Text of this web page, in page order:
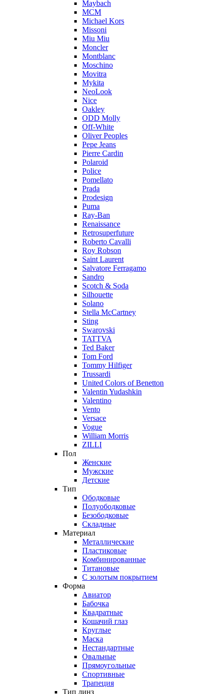
Maybach
MCM
Michael Kors
Missoni
Miu Miu
Moncler
Montblanc
Moschino
Movitra
Mykita
NeoLook
Nice
Oakley
ODD Molly
Off-White
Oliver Peoples
Pepe Jeans
Pierre Cardin
Polaroid
Police
Pomellato
Prada
Prodesign
Puma
Ray-Ban
Renaissance
Retrosuperfuture
Roberto Cavalli
Roy Robson
Saint Laurent
Salvatore Ferragamo
Sandro
Scotch & Soda
Silhouette
Solano
Stella McCartney
Sting
Swarovski
TATTVA
Ted Baker
Tom Ford
Tommy Hilfiger
Trussardi
United Colors of Benetton
Valentin Yudashkin
Valentino
Vento
Versace
Vogue
William Morris
ZILLI
Пол
Женские
Мужские
Детские
Тип
Ободковые
Полуободковые
Безободковые
Складные
Материал
Металлические
Пластиковые
Комбинированные
Титановые
С золотым покрытием
Форма
Авиатор
Бабочка
Квадратные
Кошачий глаз
Круглые
Маска
Нестандартные
Овальные
Прямоугольные
Спортивные
Трапеция
Тип линз